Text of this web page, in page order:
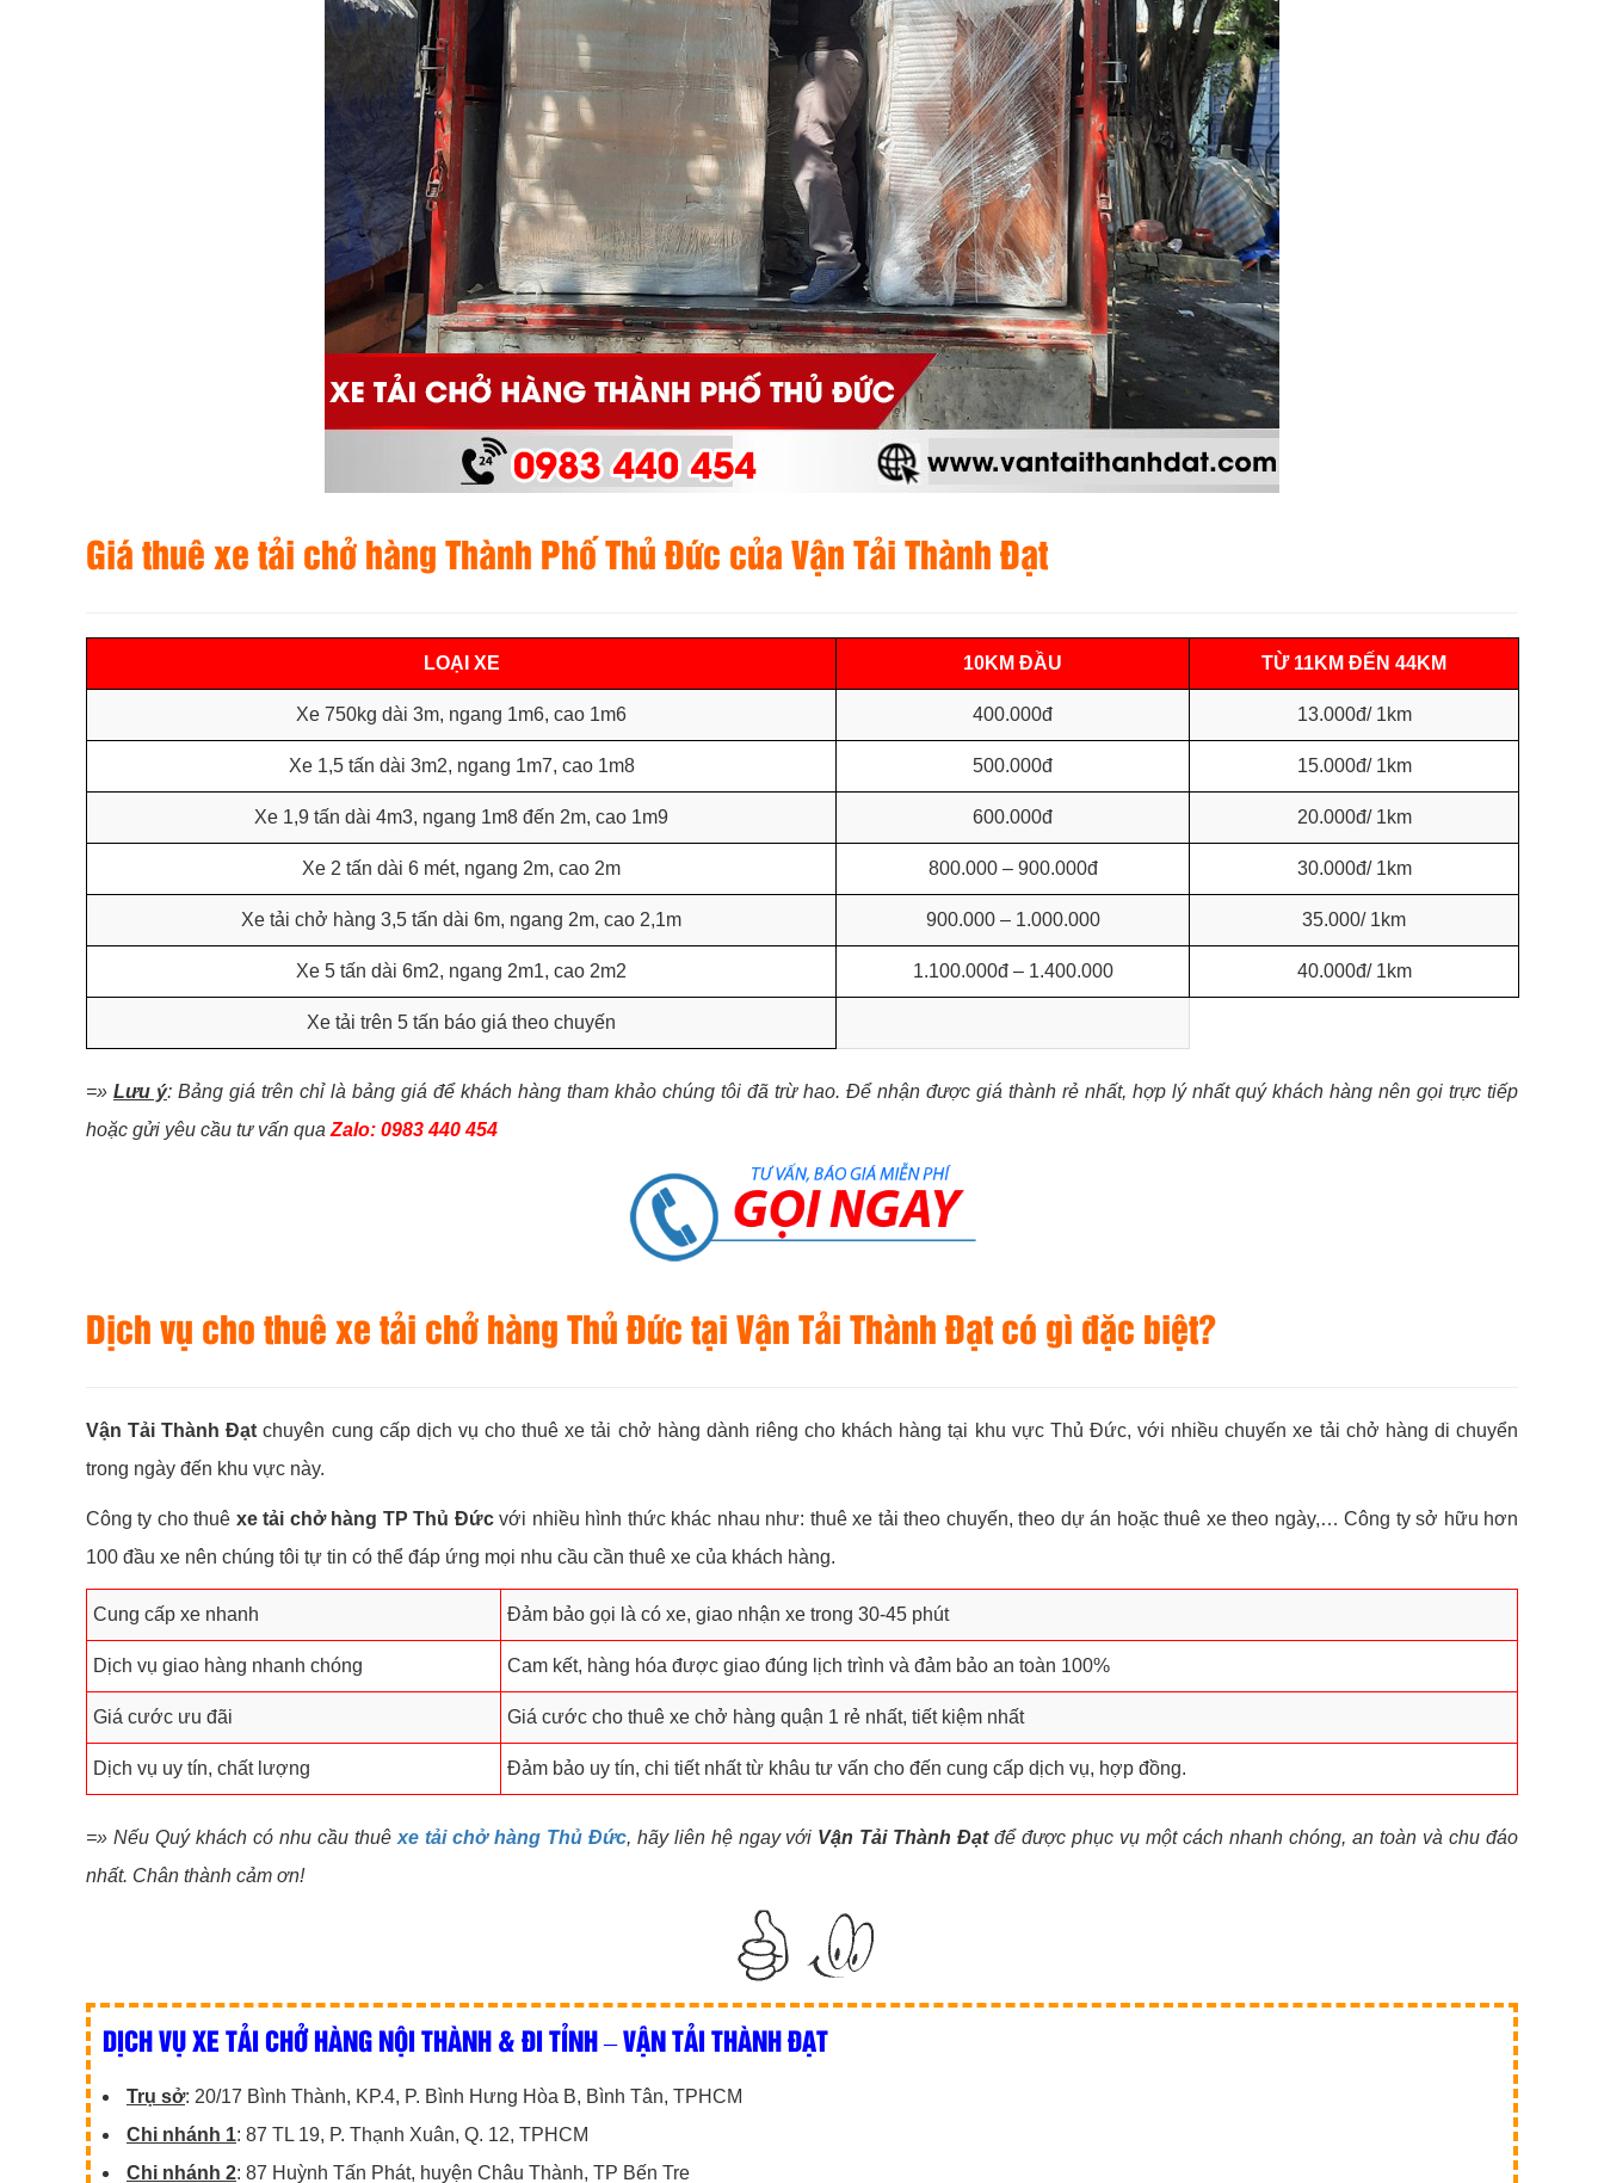
Giá thuê xe tải chở hàng Thành Phố Thủ Đức của Vận Tải Thành Đạt
LOẠI XE 10KM ĐẦU TỪ 11KM ĐẾN 44KM
Xe 750kg dài 3m, ngang 1m6, cao 1m6 400.000đ 13.000đ/ 1km
Xe 1,5 tấn dài 3m2, ngang 1m7, cao 1m8 500.000đ 15.000đ/ 1km
Xe 1,9 tấn dài 4m3, ngang 1m8 đến 2m, cao 1m9 600.000đ 20.000đ/ 1km
Xe 2 tấn dài 6 mét, ngang 2m, cao 2m 800.000 – 900.000đ 30.000đ/ 1km
Xe tải chở hàng 3,5 tấn dài 6m, ngang 2m, cao 2,1m 900.000 – 1.000.000 35.000/ 1km
Xe 5 tấn dài 6m2, ngang 2m1, cao 2m2 1.100.000đ – 1.400.000 40.000đ/ 1km
Xe tải trên 5 tấn báo giá theo chuyến
=» Lưu ý: Bảng giá trên chỉ là bảng giá để khách hàng tham khảo chúng tôi đã trừ hao. Để nhận được giá thành rẻ nhất, hợp lý nhất quý khách hàng nên gọi trực tiếp
hoặc gửi yêu cầu tư vấn quaZalo: 0983 440 454
Dịch vụ cho thuê xe tải chở hàng Thủ Đức tại Vận Tải Thành Đạt có gì đặc biệt?
Vận Tải Thành Đạt chuyên cung cấp dịch vụ cho thuê xe tải chở hàng dành riêng cho khách hàng tại khu vực Thủ Đức, với nhiều chuyến xe tải chở hàng di chuyển
trong ngày đến khu vực này.
Công ty cho thuê xe tải chở hàng TP Thủ Đứcvới nhiều hình thức khác nhau như: thuê xe tải theo chuyến, theo dự án hoặc thuê xe theo ngày,… Công ty sở hữu hơn
100 đầu xe nên chúng tôi tự tin có thể đáp ứng mọi nhu cầu cần thuê xe của khách hàng.
Cung cấp xe nhanh Đảm bảo gọi là có xe, giao nhận xe trong 30-45 phút
Dịch vụ giao hàng nhanh chóng Cam kết, hàng hóa được giao đúng lịch trình và đảm bảo an toàn 100%
Giá cước ưu đãi Giá cước cho thuê xe chở hàng quận 1 rẻ nhất, tiết kiệm nhất
Dịch vụ uy tín, chất lượng Đảm bảo uy tín, chi tiết nhất từ khâu tư vấn cho đến cung cấp dịch vụ, hợp đồng.
=» Nếu Quý khách có nhu cầu thuêxe tải chở hàng Thủ Đức, hãy liên hệ ngay với Vận Tải Thành Đạtđể được phục vụ một cách nhanh chóng, an toàn và chu đáo
nhất. Chân thành cảm ơn!
DỊCH VỤ XE TẢI CHỞ HÀNG NỘI THÀNH & ĐI TỈNH – VẬN TẢI THÀNH ĐẠT
Trụ sở: 20/17 Bình Thành, KP.4, P. Bình Hưng Hòa B, Bình Tân, TPHCM
Chi nhánh 1: 87 TL 19, P. Thạnh Xuân, Q. 12, TPHCM
Chi nhánh 2: 87 Huỳnh Tấn Phát, huyện Châu Thành, TP Bến Tre